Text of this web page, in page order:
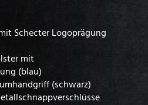
Schecter Logoprägung
mit
(blau)
(schwarz)